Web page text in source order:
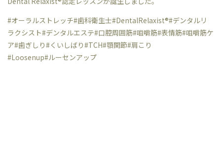
#オーラルストレッチ#歯科衛生士#DentalRelaxist®︎#デンタルリ
ラクシスト#デンタルエステ#口腔周囲筋#咀嚼筋#表情筋#咀嚼筋ケ
ア#歯ぎしり#くいしばり#TCH#顎関節#肩こり
#Loosenup#ルーセンアップ